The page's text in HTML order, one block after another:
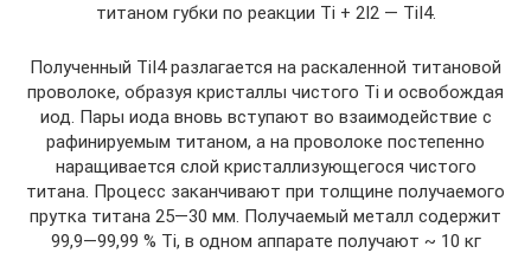
титаном губки по реакции Ti + 2I2 — TiI4.
Полученный TiI4 разлагается на раскаленной титановой
проволоке, образуя кристаллы чистого Ti и освобождая
иод. Пары иода вновь вступают во взаимодействие с
рафинируемым титаном, а на проволоке постепенно
наращивается слой кристаллизующегося чистого
титана. Процесс заканчивают при толщине получаемого
прутка титана 25—30 мм. Получаемый металл содержит
99,9—99,99 % Ti, в одном аппарате получают ~ 10 кг